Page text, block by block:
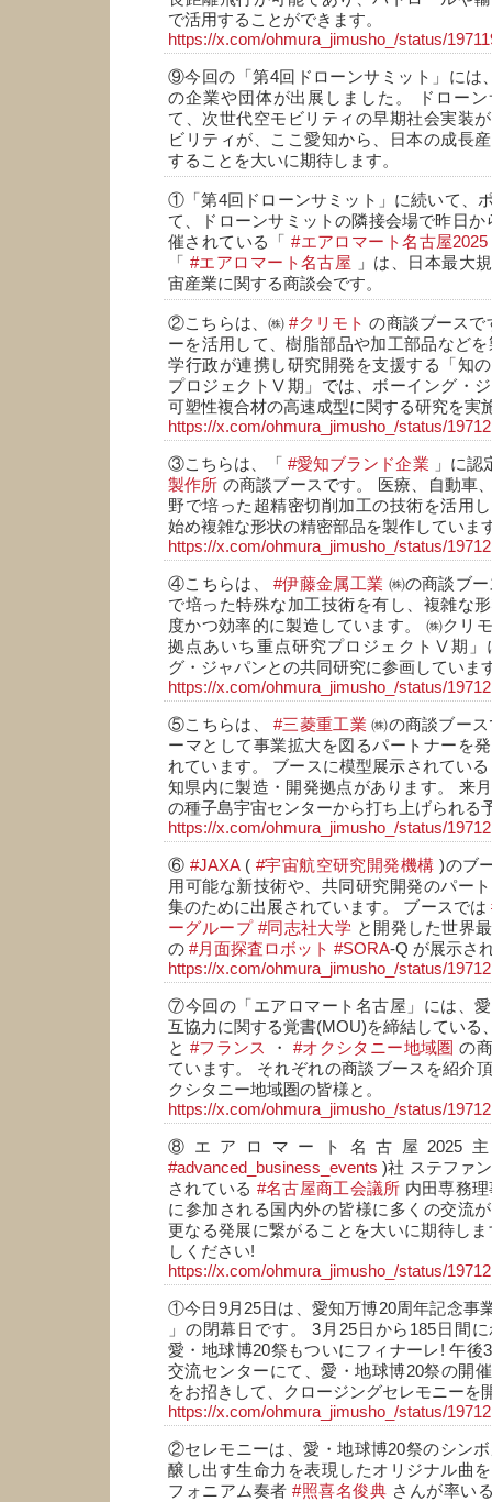
で活用することができます。
https://x.com/ohmura_jimusho_/status/
⑨今回の「第4回ドローンサミット」には
の企業や団体が出展しました。 ドロー
て、次世代空モビリティの早期社会実装
ビリティが、ここ愛知から、日本の成長
することを大いに期待します。
①「第4回ドローンサミット」に続いて、
て、ドローンサミットの隣接会場で昨日か
催されている「#エアロマート名古屋2025
「 #エアロマート名古屋 」は、日本最大
宙産業に関する商談会です。
②こちらは、㈱#クリモト の商談ブースで
ーを活用して、樹脂部品や加工部品など
学行政が連携し研究開発を支援する「知
プロジェクトⅤ期」では、ボーイング・
可塑性複合材の高速成型に関する研究を実
https://x.com/ohmura_jimusho_/status/
③こちらは、「#愛知ブランド企業 」に認
製作所 の商談ブースです。 医療、自動車
野で培った超精密切削加工の技術を活用
始め複雑な形状の精密部品を製作していま
https://x.com/ohmura_jimusho_/status/
④こちらは、#伊藤金属工業 ㈱の商談ブ
で培った特殊な加工技術を有し、複雑な
度かつ効率的に製造しています。 ㈱クリ
拠点あいち重点研究プロジェクトⅤ期」
グ・ジャパンとの共同研究に参画していま
https://x.com/ohmura_jimusho_/status/
⑤こちらは、#三菱重工業 ㈱の商談ブー
ーマとして事業拡大を図るパートナーを
れています。 ブースに模型展示されてい
知県内に製造・開発拠点があります。 来
の種子島宇宙センターから打ち上げられる
https://x.com/ohmura_jimusho_/status/
⑥ #JAXA( #宇宙航空研究開発機構 )のブ
用可能な新技術や、共同研究開発のパー
集のために出展されています。 ブースでは
ーグループ #同志社大学 と開発した世界
の #月面探査ロボット #SORA-Q が展示さ
https://x.com/ohmura_jimusho_/status/
⑦今回の「エアロマート名古屋」には、
互協力に関する覚書(MOU)を締結している
と #フランス ・ #オクシタニー地域圏 の
ています。 それぞれの商談ブースを紹介
クシタニー地域圏の皆様と。
https://x.com/ohmura_jimusho_/status/
⑧エアロマート名古屋2025
#advanced_business_events )社 ステファ
されている #名古屋商工会議所 内田専務
に参加される国内外の皆様に多くの交流
更なる発展に繋がることを大いに期待し
しください!
https://x.com/ohmura_jimusho_/status/
①今日9月25日は、愛知万博20周年記念事
」の閉幕日です。 3月25日から185日間
愛・地球博20祭もついにフィナーレ! 午後
交流センターにて、愛・地球博20祭の開
をお招きして、クロージングセレモニーを
https://x.com/ohmura_jimusho_/status/
②セレモニーは、愛・地球博20祭のシン
醸し出す生命力を表現したオリジナル曲
フォニアム奏者#照喜名俊典 さんが率い